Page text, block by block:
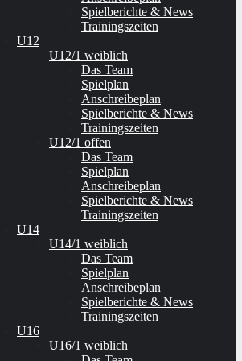
Spielberichte & News
Trainingszeiten
U12
U12/1 weiblich
Das Team
Spielplan
Anschreibeplan
Spielberichte & News
Trainingszeiten
U12/1 offen
Das Team
Spielplan
Anschreibeplan
Spielberichte & News
Trainingszeiten
U14
U14/1 weiblich
Das Team
Spielplan
Anschreibeplan
Spielberichte & News
Trainingszeiten
U16
U16/1 weiblich